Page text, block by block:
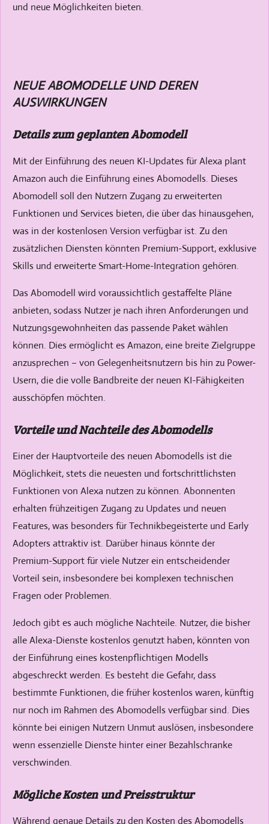
und neue Möglichkeiten bieten.
NEUE ABOMODELLE UND DEREN
AUSWIRKUNGEN
Details zum geplanten Abomodell
Mit der Einführung des neuen KI-Updates für Alexa plant
Amazon auch die Einführung eines Abomodells. Dieses
Abomodell soll den Nutzern Zugang zu erweiterten
Funktionen und Services bieten, die über das hinausgehen,
was in der kostenlosen Version verfügbar ist. Zu den
zusätzlichen Diensten könnten Premium-Support, exklusive
Skills und erweiterte Smart-Home-Integration gehören.
Das Abomodell wird voraussichtlich gestaffelte Pläne
anbieten, sodass Nutzer je nach ihren Anforderungen und
Nutzungsgewohnheiten das passende Paket wählen
können. Dies ermöglicht es Amazon, eine breite Zielgruppe
anzusprechen – von Gelegenheitsnutzern bis hin zu Power-
Usern, die die volle Bandbreite der neuen KI-Fähigkeiten
ausschöpfen möchten.
Vorteile und Nachteile des Abomodells
Einer der Hauptvorteile des neuen Abomodells ist die
Möglichkeit, stets die neuesten und fortschrittlichsten
Funktionen von Alexa nutzen zu können. Abonnenten
erhalten frühzeitigen Zugang zu Updates und neuen
Features, was besonders für Technikbegeisterte und Early
Adopters attraktiv ist. Darüber hinaus könnte der
Premium-Support für viele Nutzer ein entscheidender
Vorteil sein, insbesondere bei komplexen technischen
Fragen oder Problemen.
Jedoch gibt es auch mögliche Nachteile. Nutzer, die bisher
alle Alexa-Dienste kostenlos genutzt haben, könnten von
der Einführung eines kostenpflichtigen Modells
abgeschreckt werden. Es besteht die Gefahr, dass
bestimmte Funktionen, die früher kostenlos waren, künftig
nur noch im Rahmen des Abomodells verfügbar sind. Dies
könnte bei einigen Nutzern Unmut auslösen, insbesondere
wenn essenzielle Dienste hinter einer Bezahlschranke
verschwinden.
Mögliche Kosten und Preisstruktur
Während genaue Details zu den Kosten des Abomodells